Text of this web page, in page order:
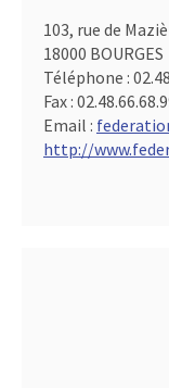
103, rue de
18000 BOURGES
Téléphone :
Fax :
Email :
http://